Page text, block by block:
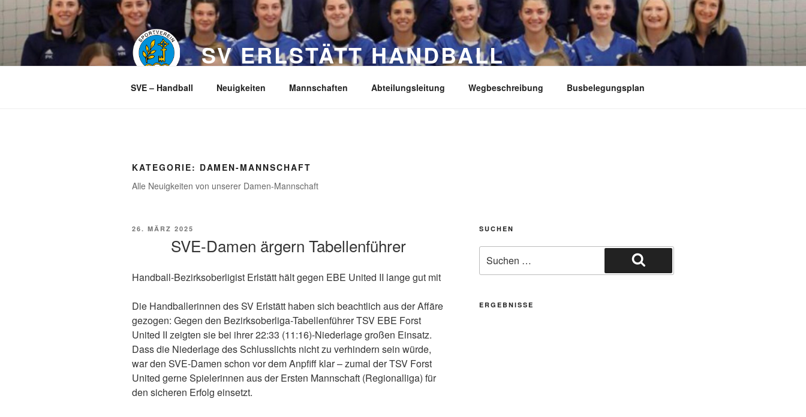
Zum
Inhalt
springen
SV ERLSTÄTT HANDBALL
SVE – Handball Neuigkeiten Mannschaften Abteilungsleitung Wegbeschreibung Busbelegungsplan
KATEGORIE: DAMEN-MANNSCHAFT
Alle Neuigkeiten von unserer Damen-Mannschaft
VERÖFFENTLICHT
26. MÄRZ 2025
SVE-Damen ärgern Tabellenführer
Handball-Bezirksoberligist Erlstätt hält gegen EBE United II lange gut mit
Die Handballerinnen des SV Erlstätt haben sich beachtlich aus der Affäre
gezogen: Gegen den Bezirksoberliga-Tabellenführer TSV EBE Forst
United II zeigten sie bei ihrer 22:33 (11:16)-Niederlage großen Einsatz.
Dass die Niederlage des Schlusslichts nicht zu verhindern sein würde,
war den SVE-Damen schon vor dem Anpfiff klar – zumal der TSV Forst
United gerne Spielerinnen aus der Ersten Mannschaft (Regionalliga) für
den sicheren Erfolg einsetzt.
SUCHEN
nach:
Suchen
ERGEBNISSE